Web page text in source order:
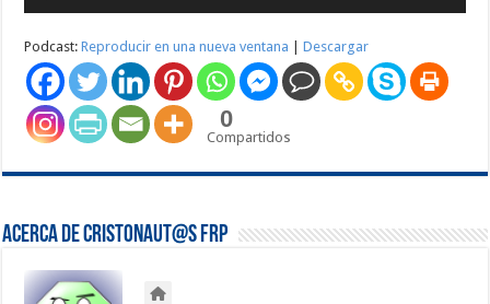
Podcast:Reproducir en una nueva ventana |Descargar
0
Compartidos
Acerca de Cristonaut@s FRP